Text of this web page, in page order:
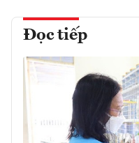
Đọc tiếp